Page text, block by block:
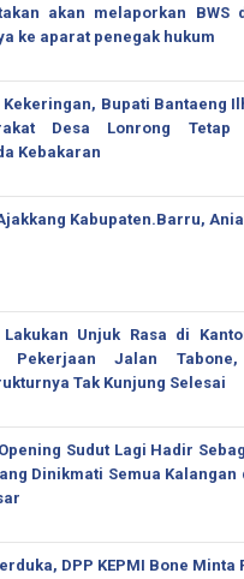
akan melaporkan BWS
ke aparat penegak hukum
Kekeringan, Bupati Bantaeng
Desa Lonrong
Kebakaran
Kabupaten.Barru,
Lakukan Unjuk Rasa di
Pekerjaan Jalan
Tak Kunjung Selesai
Sudut Lagi Hadir
Dinikmati Semua Kalangan
DPP KEPMI Bone Minta